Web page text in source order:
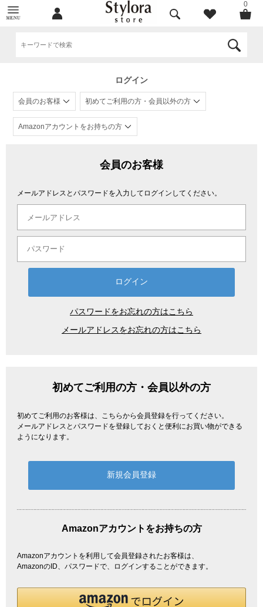
0
ログイン
会員のお客様 初めてご利用の方・会員以外の方
Amazonアカウントをお持ちの方
会員のお客様
メールアドレスとパスワードを入力してログインしてください。
パスワードをお忘れの方はこちら
メールアドレスをお忘れの方はこちら
初めてご利用の方・会員以外の方
初めてご利用のお客様は、こちらから会員登録を行ってください。
メールアドレスとパスワードを登録しておくと便利にお買い物ができる
ようになります。
Amazonアカウントをお持ちの方
Amazonアカウントを利用して会員登録されたお客様は、
AmazonのID、パスワードで、ログインすることができます。